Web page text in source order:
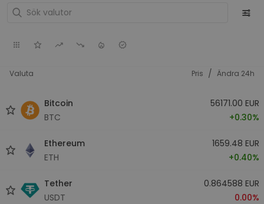
Valuta Pris / Ändra 24h
Bitcoin
BTC
56171.00 EUR
+0.30%
Ethereum
ETH
1659.48 EUR
+0.40%
Tether
USDT
0.864588 EUR
0.00%